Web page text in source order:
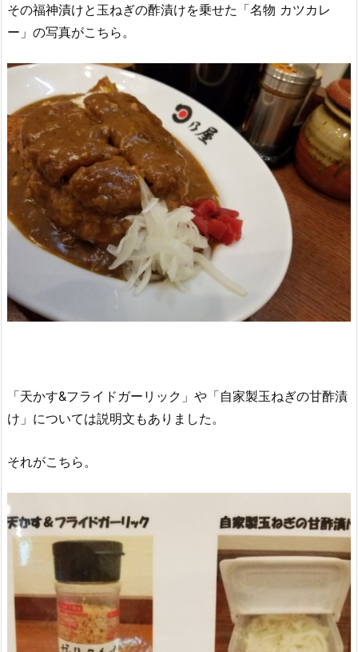
その福神漬けと玉ねぎの酢漬けを乗せた「名物 カツカレ
ー」の写真がこちら。
「天かす&フライドガーリック」や「自家製玉ねぎの甘酢漬
け」については説明文もありました。
それがこちら。